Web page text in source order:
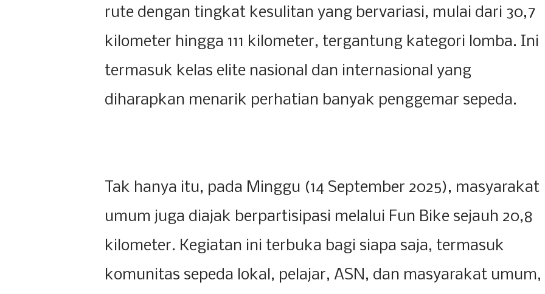
rute dengan tingkat kesulitan yang bervariasi, mulai dari 30,7
kilometer hingga 111 kilometer, tergantung kategori lomba. Ini
termasuk kelas elite nasional dan internasional yang
diharapkan menarik perhatian banyak penggemar sepeda.
Tak hanya itu, pada Minggu (14 September 2025), masyarakat
umum juga diajak berpartisipasi melalui Fun Bike sejauh 20,8
kilometer. Kegiatan ini terbuka bagi siapa saja, termasuk
komunitas sepeda lokal, pelajar, ASN, dan masyarakat umum,